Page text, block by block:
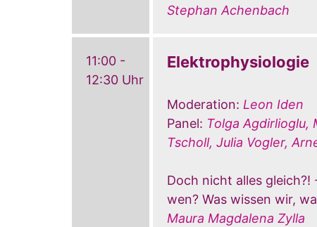
Stephan Achenbach
11:00 -
12:30 Uhr
Elektrophysiologie
Moderation: Leon Iden
Panel: Tolga Agdirlioglu,
Tscholl, Julia Vogler,
Doch nicht alles gleich?!
wen? Was wissen wir,
Maura Magdalena Zylla